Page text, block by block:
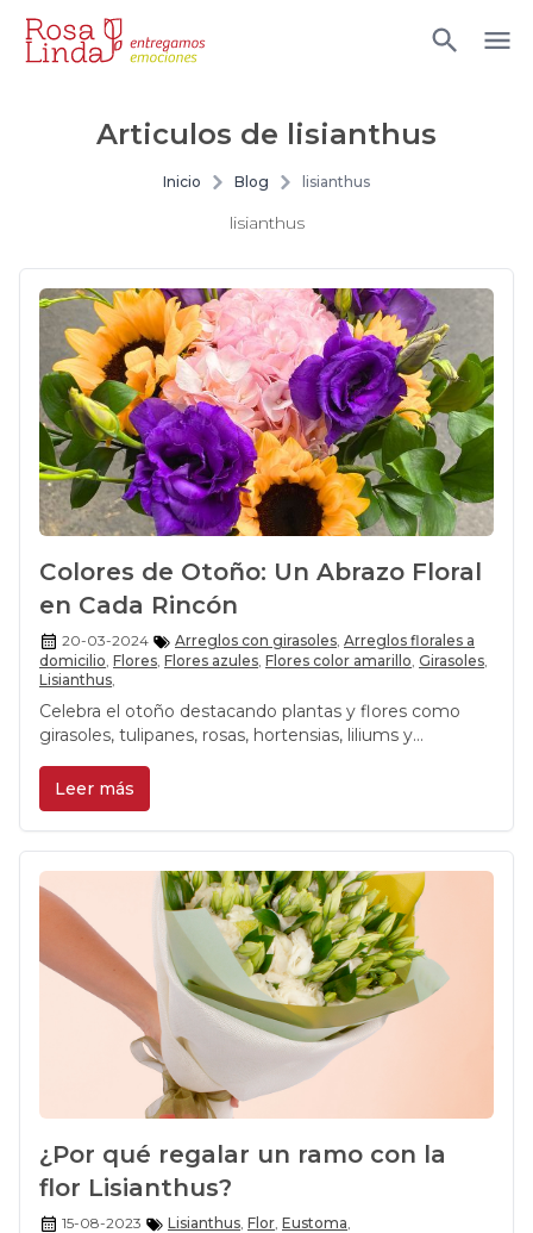
Articulos de lisianthus
Inicio Blog lisianthus
lisianthus
Colores de Otoño: Un Abrazo Floral
en Cada Rincón
20-03-2024 Arreglos con girasoles, Arreglos florales a
domicilio, Flores, Flores azules, Flores color amarillo, Girasoles,
Lisianthus,
Celebra el otoño destacando plantas y flores como
girasoles, tulipanes, rosas, hortensias, liliums y
durante esta estación. Resalta la alegría, elegancia y
belleza que cada una de estas especies trae al
entorno, invitando a integrarlas en los hogares y
jardines para disfrutar de la magia otoñal y el
renacimiento que ofrece la naturaleza.
Leer más
¿Por qué regalar un ramo con la
flor Lisianthus?
15-08-2023 Lisianthus, Flor, Eustoma,